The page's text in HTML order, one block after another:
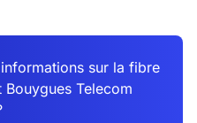
sur la fibre
Bouygues Telecom